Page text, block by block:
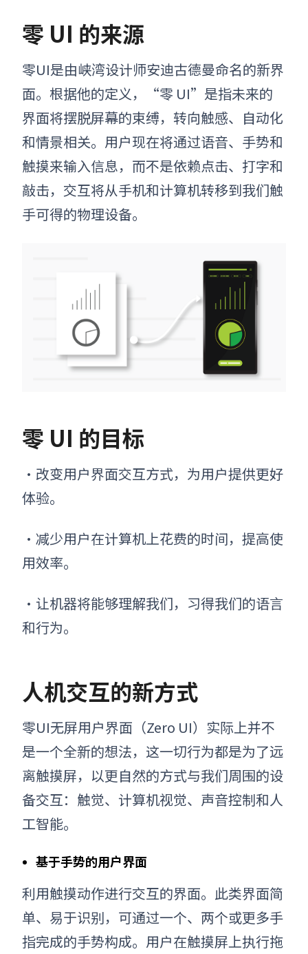
零 UI 的来源
零UI是由峡湾设计师安迪古德曼命名的新界
面。根据他的定义，“零 UI”是指未来的
界面将摆脱屏幕的束缚，转向触感、自动化
和情景相关。用户现在将通过语音、手势和
触摸来输入信息，而不是依赖点击、打字和
敲击， 交互将从手机和计算机转移到我们触
手可得的物理设备。
零 UI 的目标
•改变用户界面交互方式，为用户提供更好
体验。
•减少用户在计算机上花费的时间，提高使
用效率。
•让机器将能够理解我们，习得我们的语言
和行为。
人机交互的新方式
零UI无屏用户界面（Zero UI）实际上并不
是一个全新的想法， 这一切行为都是为了远
离触摸屏，以更自然的方式与我们周围的设
备交互：触觉、计算机视觉、声音控制和人
工智能。
基于手势的用户界面
利用触摸动作进行交互的界面。此类界面简
单、易于识别，可通过一个、两个或更多手
指完成的手势构成。用户在触摸屏上执行拖